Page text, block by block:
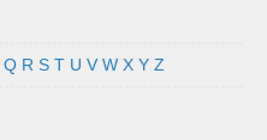
Q R S T U V W X Y Z